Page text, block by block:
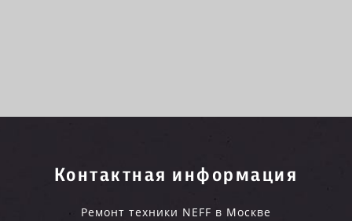
Контактная информация
Ремонт техники NEFF в Москве